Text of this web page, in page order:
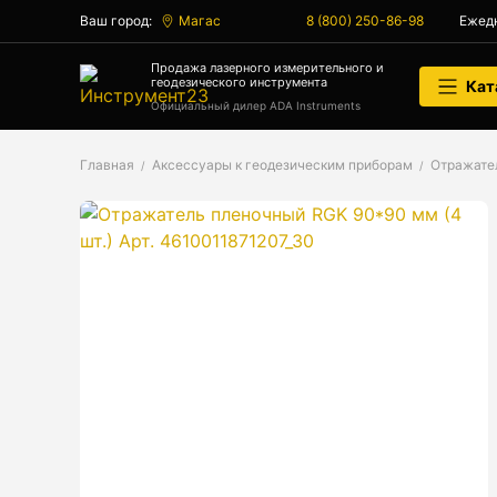
Ваш город: Магас 8 (800) 250-86-98
Продажа лазерного измерительного и
геодезического инструмента
Официальный дилер ADA Instruments
Главная Аксессуары к геодезическим приборам
Аксессуары к геодезическим приборам
Генератор сигналов
Генератор сигналов специальной